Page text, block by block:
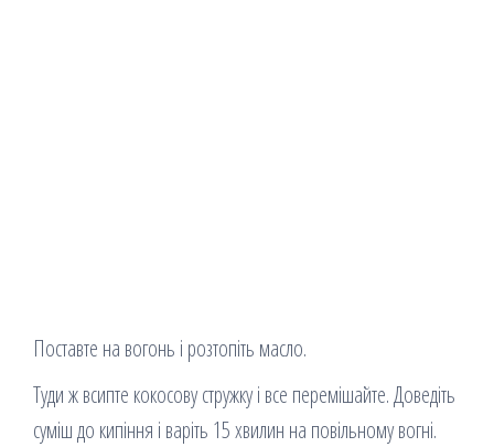
Поставте на вогонь і розтопіть масло.
Туди ж всипте кокосову стружку і все перемішайте. Доведіть
суміш до кипіння і варіть 15 хвилин на повільному вогні.